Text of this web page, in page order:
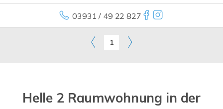
03931 / 49 22 827
1
Helle 2 Raumwohnung in der